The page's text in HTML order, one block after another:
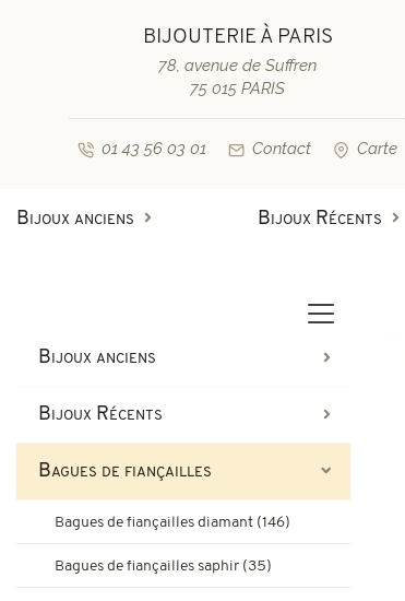
BIJOUTERIE À PARIS
78, avenue de Suffren
75 015 PARIS
01 43 56 03 01 Contact Carte
Bijoux anciens
Boucles d'oreilles anciennes
Bagues Art-Déco
Bijoux Récents
Bagues vintage &
Boucles
Bagues de
Bagues de
Bagues de
Bijoux anciens
Bijoux Récents
Bagues de fiançailles
Bagues de fiançailles diamant (146)
Bagues de fiançailles saphir (35)